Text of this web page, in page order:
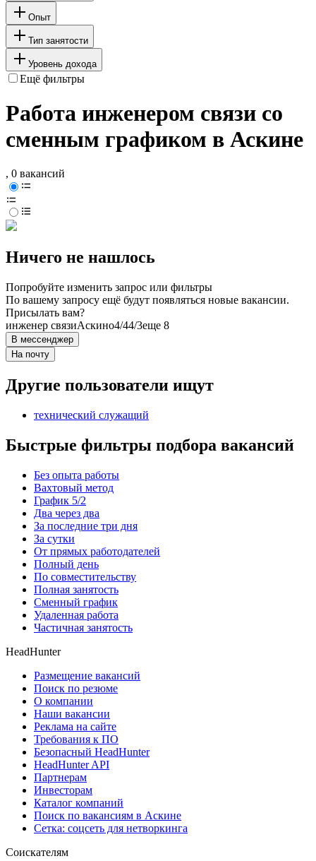
Опыт
Тип занятости
Уровень дохода
Ещё фильтры
Работа инженером связи со
сменным графиком в Аскине
, 0 вакансий
Ничего не нашлось
Попробуйте изменить запрос или фильтры
По вашему запросу ещё будут появляться новые вакансии.
Присылать вам?
инженер связиАскино4/44/3еще 8
В мессенджер
На почту
Другие пользователи ищут
технический служащий
Быстрые фильтры подбора вакансий
Без опыта работы
Вахтовый метод
График 5/2
Два через два
За последние три дня
За сутки
От прямых работодателей
Полный день
По совместительству
Полная занятость
Сменный график
Удаленная работа
Частичная занятость
HeadHunter
Размещение вакансий
Поиск по резюме
О компании
Наши вакансии
Реклама на сайте
Требования к ПО
Безопасный HeadHunter
HeadHunter API
Партнерам
Инвесторам
Каталог компаний
Поиск по вакансиям в Аскине
Сетка: соцсеть для нетворкинга
Соискателям